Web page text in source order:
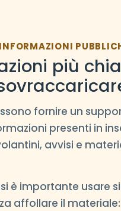
più
fornire un
presenti in
avvisi e
è importante usare
affollare il materiale: